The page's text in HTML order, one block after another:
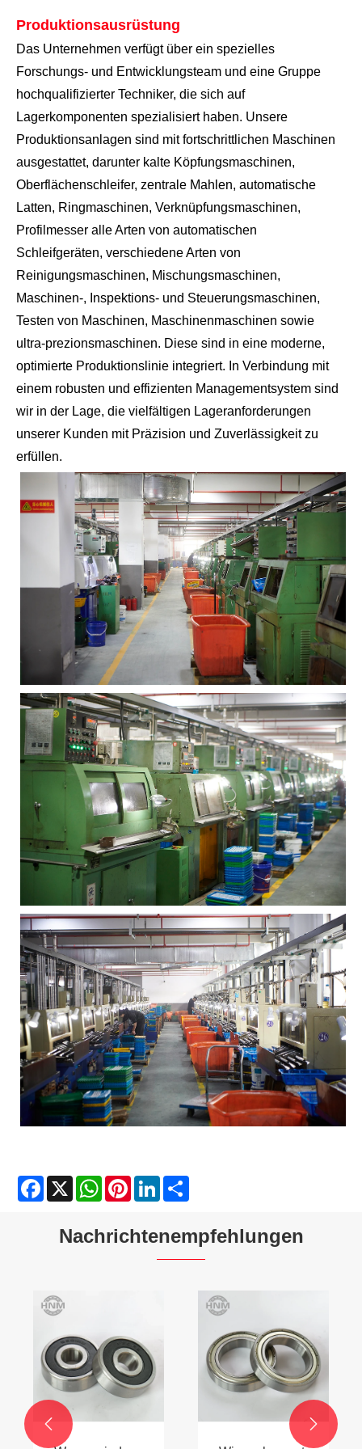
Produktionsausrüstung
Das Unternehmen verfügt über ein spezielles
Forschungs- und Entwicklungsteam und eine Gruppe
hochqualifizierter Techniker, die sich auf
Lagerkomponenten spezialisiert haben. Unsere
Produktionsanlagen sind mit fortschrittlichen Maschinen
ausgestattet, darunter kalte Köpfungsmaschinen,
Oberflächenschleifer, zentrale Mahlen, automatische
Latten, Ringmaschinen, Verknüpfungsmaschinen,
Profilmesser alle Arten von automatischen
Schleifgeräten, verschiedene Arten von
Reinigungsmaschinen, Mischungsmaschinen,
Maschinen-, Inspektions- und Steuerungsmaschinen,
Testen von Maschinen, Maschinenmaschinen sowie
ultra-prezionsmaschinen. Diese sind in eine moderne,
optimierte Produktionslinie integriert. In Verbindung mit
einem robusten und effizienten Managementsystem sind
wir in der Lage, die vielfältigen Lageranforderungen
unserer Kunden mit Präzision und Zuverlässigkeit zu
erfüllen.
Facebook
X WhatsApp
PinterestLinkedIn
Nachrichtenempfehlungen
 